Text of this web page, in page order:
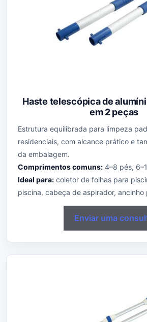
Haste telescópica de
em 2 peças
Estrutura equilibrada para limpeza
residenciais, com alcance prático e
da embalagem.
Comprimentos comuns: 4–8 pés,
Ideal para: coletor de folhas para
piscina, cabeça de aspirador, ancinho
Enviar uma